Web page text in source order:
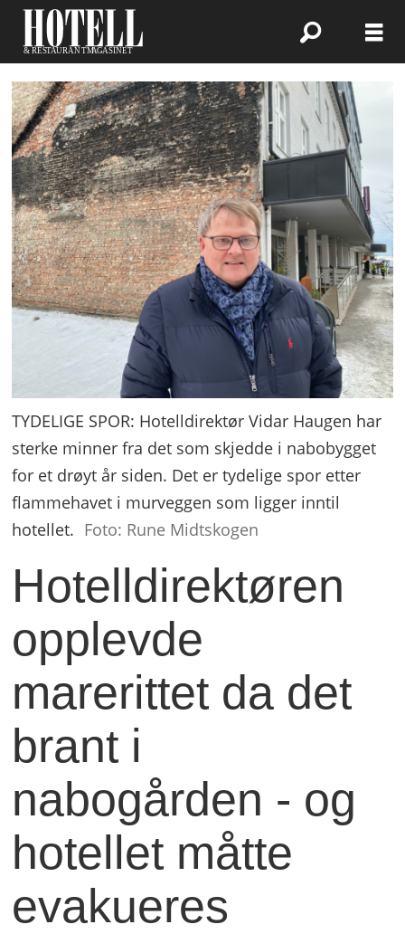
TYDELIGE SPOR: Hotelldirektør Vidar Haugen har
sterke minner fra det som skjedde i nabobygget
for et drøyt år siden. Det er tydelige spor etter
flammehavet i murveggen som ligger inntil
hotellet. Foto: Rune Midtskogen
Hotelldirektøren
opplevde
marerittet da det
brant i
nabogården - og
hotellet måtte
evakueres